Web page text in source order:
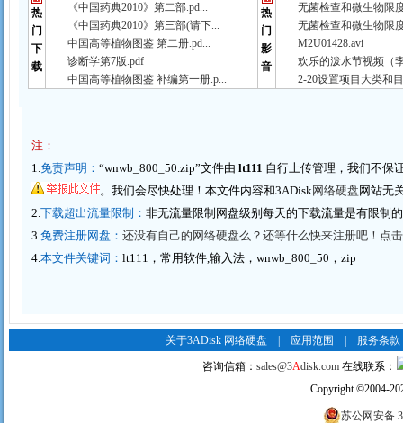
热
门
下
载
《中国药典2010》第二部.pd...
《中国药典2010》第三部(请下...
中国高等植物图鉴 第二册.pd...
诊断学第7版.pdf
中国高等植物图鉴 补编第一册.p...
热
门
影
音
无菌检查和微生物限
无菌检查和微生物限
M2U01428.avi
欢乐的泼水节视频（
2-20设置项目大类和
注：
1.免责声明：“wnwb_800_50.zip”文件由lt111 自行上传管理，我们不保
。我们会尽快处理！本文件内容和3ADisk网络硬盘 网站无
2.下载超出流量限制：非无流量限制网盘级别每天的下载流量是有限制
3.免费注册网盘：还没有自己的网络硬盘么？还等什么快来注册吧！点
4.本文件关键词：lt111，常用软件,输入法，wnwb_800_50，zip
关于3ADisk 网络硬盘 |应用范围 服务条款
咨询信箱：sales@3Adisk.com 在线联系：
Copyright©2004-
苏公网安备